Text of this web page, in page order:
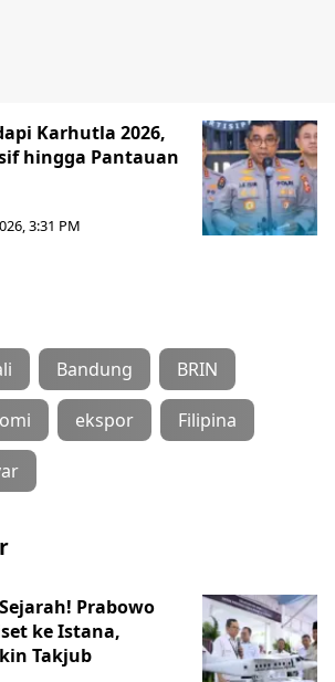
Karhutla 2026,
hingga Pantauan
3:31 PM
Bandung BRIN
ekspor Filipina
Prabowo
ke Istana,
Takjub